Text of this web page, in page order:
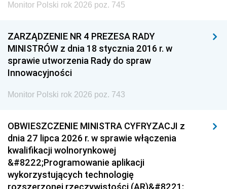
Monitor Polski rok 2026 poz. 745
ZARZĄDZENIE NR 4 PREZESA RADY
MINISTRÓW z dnia 18 stycznia 2016 r. w
sprawie utworzenia Rady do spraw
Innowacyjności
Monitor Polski rok 2026 poz. 743
OBWIESZCZENIE MINISTRA CYFRYZACJI z
dnia 27 lipca 2026 r. w sprawie włączenia
kwalifikacji wolnorynkowej
&#8222;Programowanie aplikacji
wykorzystujących technologię